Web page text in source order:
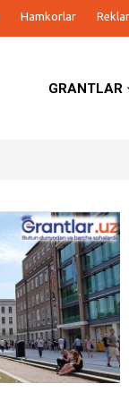
Hamkorlar
GRANTLAR